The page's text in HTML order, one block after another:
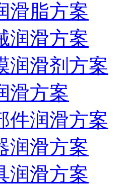
滑脂方案
润滑方案
润滑剂方案
滑方案
件润滑方案
润滑方案
润滑方案